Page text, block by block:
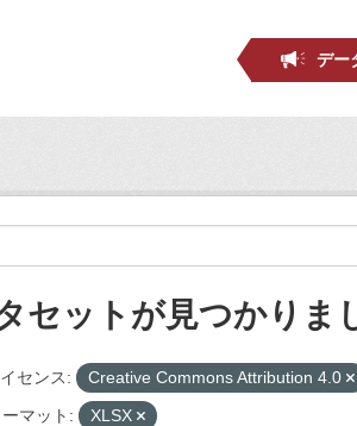
デー
セットが見つかりま
センス: Creative Commons Attribution 4.0
マット: XLSX